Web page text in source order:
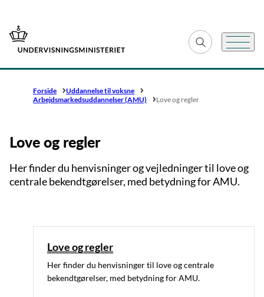
Gå til forsiden Fold søgefelt ud
Menu
Forside
Uddannelse til voksne
Arbejdsmarkeds­uddannelser (AMU)
Love og regler
Love og regler
Her finder du henvisninger og vejledninger til love og
centrale bekendtgørelser, med betydning for AMU.
Love og regler
Her finder du henvisninger til love og centrale
bekendtgørelser, med betydning for AMU.